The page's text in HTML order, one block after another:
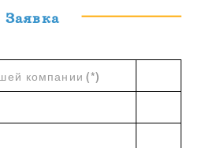
Заявка
компании (*)